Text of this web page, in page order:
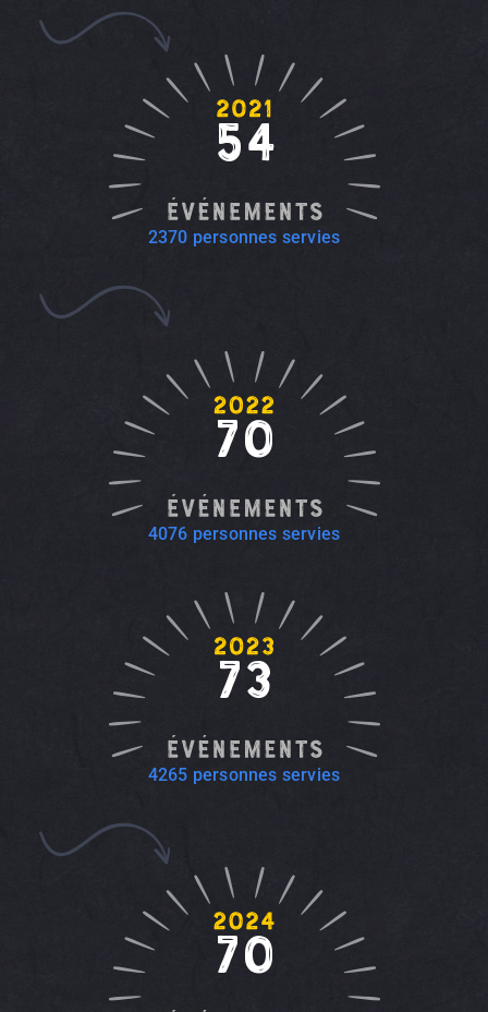
54
2370 personnes servies
70
4076 personnes servies
73
4265 personnes servies
70